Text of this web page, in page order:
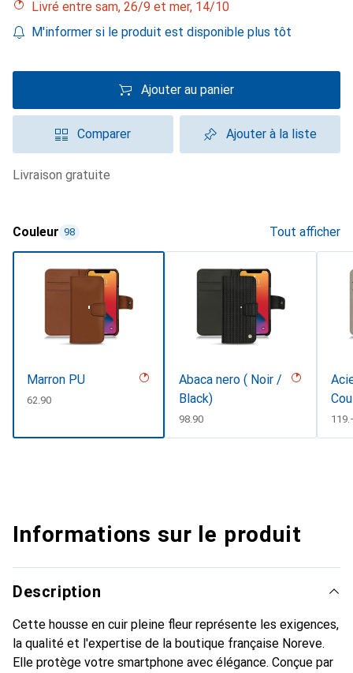
Livré entre sam, 26/9 et mer, 14/10
M'informer si le produit est disponible plus tôt
Ajouter au panier
Comparer Ajouter à la liste
livraison gratuite
Couleur 98 Tout afficher
Marron PU
CHF
62.90
Abaca nero ( Noir /
Black)
CHF
98.90 CHF
Informations sur le produit
Description
Cette housse en cuir pleine fleur représente les exigences,
la qualité et l'expertise de la boutique française Noreve.
Elle protège votre smartphone avec élégance. Conçue par